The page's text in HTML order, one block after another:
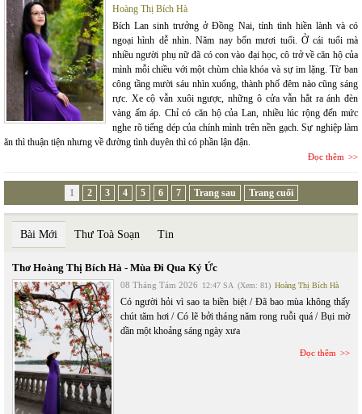
Hoàng Thị Bích Hà
Bích Lan sinh trưởng ở Đồng Nai, tính tình hiền lành và có
ngoại hình dễ nhìn. Năm nay bốn mươi tuổi. Ở cái tuổi mà
nhiều người phụ nữ đã có con vào đại học, cô trở về căn hộ của
mình mỗi chiều với một chùm chìa khóa và sự im lặng. Từ ban
công tầng mười sáu nhìn xuống, thành phố đêm nào cũng sáng
rực. Xe cộ vẫn xuôi ngược, những ô cửa vẫn hắt ra ánh đèn
vàng ấm áp. Chỉ có căn hộ của Lan, nhiều lúc rộng đến mức
nghe rõ tiếng dép của chính mình trên nền gạch. Sự nghiệp làm
ăn thì thuận tiện nhưng về đường tình duyên thì có phần lận đận.
Đọc thêm
1 2 3 4 5 6 7 Trang sau Trang cuối
Bài Mới Thư Toà Soạn Tin
Thơ Hoàng Thị Bích Hà - Mùa Đi Qua Ký Ức
08 Tháng Tám 2026 12:47 SA (Xem: 81) Hoàng Thị Bích Hà
Có người hỏi vì sao ta biền biệt / Đã bao mùa không thấy
chút tăm hơi / Có lẽ bởi tháng năm rong ruỗi quá / Bụi mờ
dần một khoảng sáng ngày xưa
Đọc thêm